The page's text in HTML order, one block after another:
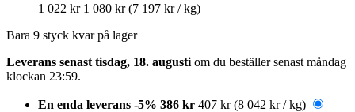
1 022 kr 1 080 kr (7 197 kr / kg)
Bara 9 styck kvar på lager
Leverans senast tisdag, 18. augusti om du beställer senast måndag
klockan 23:59.
En enda leverans -5% 386 kr 407 kr (8 042 kr / kg)